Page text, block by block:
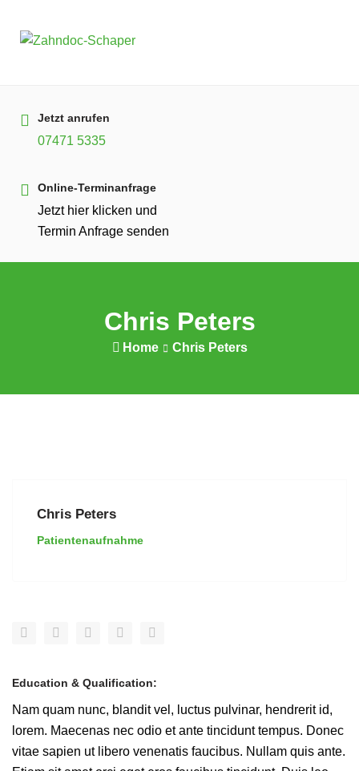
Jetzt anrufen
07471 5335
Online-Terminanfrage
Jetzt hier klicken und
Termin Anfrage senden
Chris Peters
Home Chris Peters
Chris Peters
Patientenaufnahme
Education & Qualification:
Nam quam nunc, blandit vel, luctus pulvinar, hendrerit id,
lorem. Maecenas nec odio et ante tincidunt tempus. Donec
vitae sapien ut libero venenatis faucibus. Nullam quis ante.